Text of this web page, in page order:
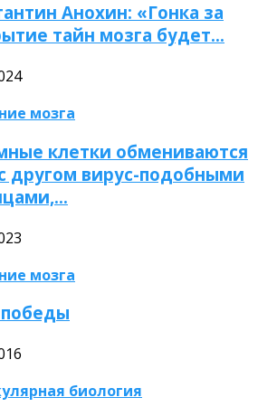
Анохин: «Гонка за
тайн мозга будет…
мозга
клетки обмениваются
другом вирус-подобными
мозга
биология